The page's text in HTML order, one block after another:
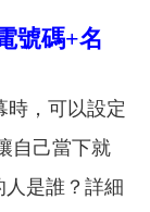
號碼+名
，可以設定
自己當下就
是誰？詳細